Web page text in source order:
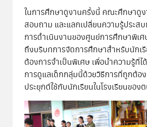
ในการศึกษาดูงานครั้งนี้ คณะศึกษาดู
สอบถาม และแลกเปลี่ยนความรู้ประส
การดำเนินงานของศูนย์การศึกษาพิเ
ถึงบริบทการจัดการศึกษาสำหรับนักเ
ต้องการจำเป็นพิเศษ เพื่อนำความรู้ที่ไ
การดูแลเด็กกลุ่มนี้ด้วยวิธีการที่ถูกต้อง
ประยุกต์ใช้กับนักเรียนในโรงเรียนของ